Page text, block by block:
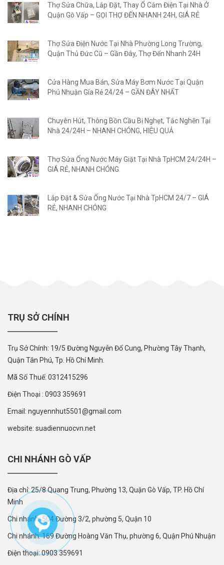
Thợ Sửa Chữa, Lắp Đặt, Thay Ổ Cắm Điện Tại Nhà Ở
Quận Gò Vấp – GỌI THỢ ĐẾN NHANH 24H, GIÁ RẺ
Thợ Sửa Điện Nước Tại Nhà Phường Long Trường,
Quận Thủ Đức Cũ – Gần Đây, Thợ Đến Nhanh 24H
Cửa Hàng Mua Bán, Sửa Máy Bơm Nước Tại Quận
Phú Nhuận Gía Rẻ 24/24 – GẦN ĐÂY NHẤT
Chuyên Hút, Thông Bồn Cầu Bị Nghẹt, Tắc Nghẽn Tại
Nhà 24/24H – NHANH CHÓNG, HIỆU QUẢ
Thợ Sửa Ống Nước Máy Giặt Tại Nhà TpHCM 24/24H –
GIÁ RẺ, NHANH CHÓNG
Lắp Đặt & Sửa Ống Nước Tại Nhà TpHCM 24/7 – GIÁ
RẺ, NHANH CHÓNG
TRỤ SỞ CHÍNH
Trụ Sở Chính: 19/5 Đường Nguyễn Đổ Cung, Phường Tây Thạnh,
Quận Tân Phú, Tp. Hồ Chí Minh.
Mã Số Thuế: 0312415296
Điện Thoại : 0903 359691
Email: nguyennhut5501@gmail.com
website: suadiennuocvn.net
CHI NHÁNH GÒ VẤP
Địa chỉ: 25/8 Quang Trung, Phường 13, Quận Gò Vấp, TP. Hồ Chí
Minh
Chi nhánh: 504 Đường 3/2, phường 5, Quận 10
Chi nhánh: 169 Đường Hoàng Văn Thụ, phường 6, Quận Phú Nhuận
Điện thoại: 0903 359691